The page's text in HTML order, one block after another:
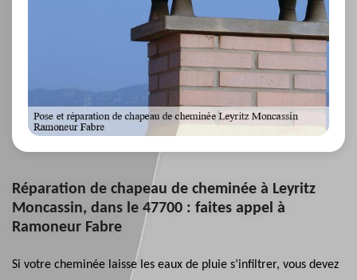
Réparation de chapeau de cheminée à Leyritz
Moncassin, dans le 47700 : faites appel à
Ramoneur Fabre
Si votre cheminée laisse les eaux de pluie s’infiltrer, vous devez